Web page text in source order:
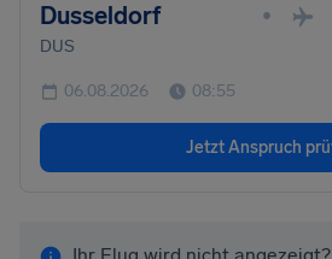
Dusseldorf •
DUS
06.08.2026 08:55
Jetzt Anspruch